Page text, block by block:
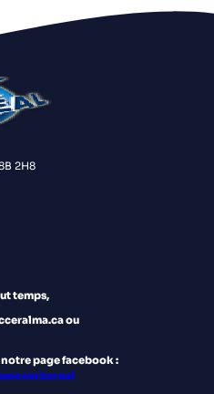
2H8
temps,
ou
page facebook :